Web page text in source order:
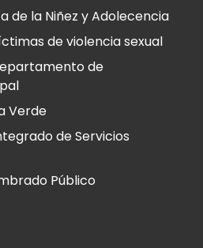
de la Niñez y Adolecencia
de violencia sexual
de
Verde
de Servicios
Público